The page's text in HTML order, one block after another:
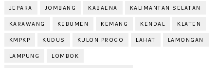
JEPARA JOMBANG KABAENA KALIMANTAN SELATAN
KARAWANG KEBUMEN KEMANG KENDAL KLATEN
KMPKP KUDUS KULON PROGO LAHAT LAMONGAN
LAMPUNG LOMBOK